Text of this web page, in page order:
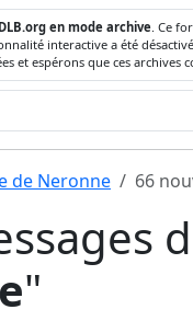
en mode archive. Ce
interactive a été
et espérons que ces
de Neronne 66
"